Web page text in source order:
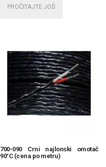
PROČITAJTE JOŠ
700-090 Crni najlonski omotač
90°C (cena po metru)